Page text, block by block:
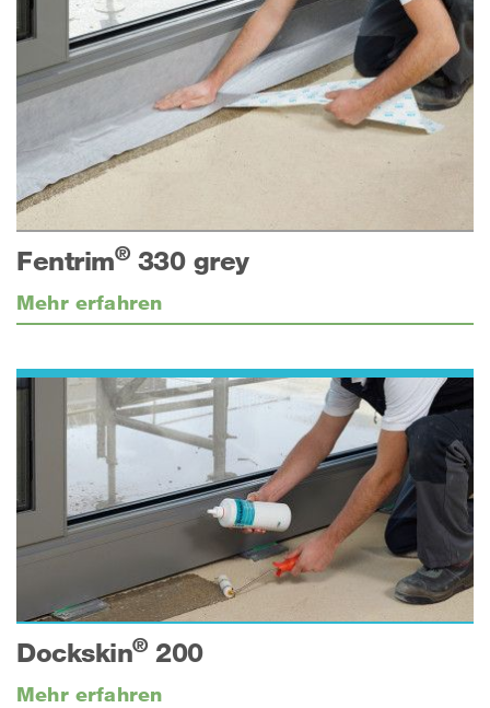
Fentrim® 330 grey
Mehr erfahren
Dockskin® 200
Mehr erfahren